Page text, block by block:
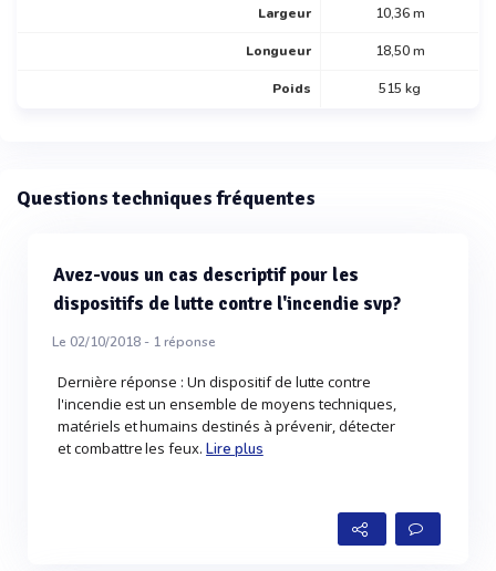
Largeur 10,36 m
Longueur 18,50 m
Poids 515 kg
Questions techniques fréquentes
Avez-vous un cas descriptif pour les
dispositifs de lutte contre l'incendie svp?
Le 02/10/2018 - 1réponse
Dernière réponse : Un dispositif de lutte contre
l'incendie est un ensemble de moyens techniques,
matériels et humains destinés à prévenir, détecter
et combattre les feux.Lire plus